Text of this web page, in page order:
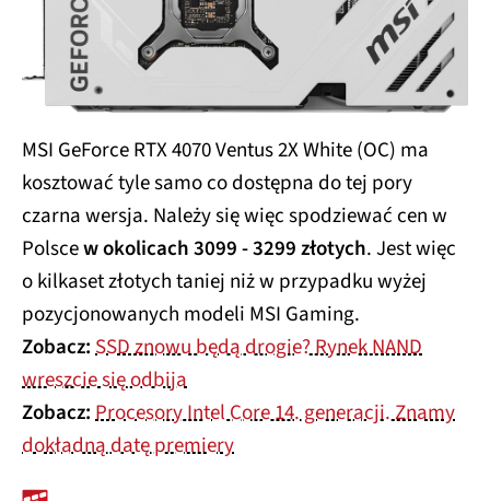
MSI GeForce RTX 4070 Ventus 2X White (OC) ma
kosztować tyle samo co dostępna do tej pory
czarna wersja. Należy się więc spodziewać cen w
Polscew okolicach 3099 - 3299 złotych. Jest więc
o kilkaset złotych taniej niż w przypadku wyżej
pozycjonowanych modeli MSI Gaming.
Zobacz:SSD znowu będą drogie? Rynek NAND
wreszcie się odbija
Zobacz:Procesory Intel Core 14. generacji. Znamy
dokładną datę premiery